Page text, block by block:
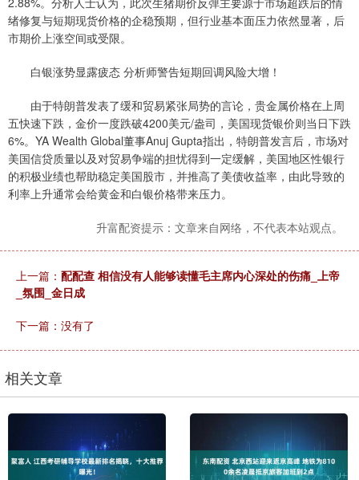
绪修复与短期现货价格的企稳预期，但行业基本面压力依然显著，后
市期价上涨空间或受限。
白银涨势显露疲态 分析师警告短期回调风险大增！
由于特朗普发表了缓和贸易紧张局势的言论，贵金属价格在上周
五快速下跌，金价一度跌破4200美元/盎司，美国现货银价则当日下跌
6%。YA Wealth Global董事Anuj Gupta指出，特朗普发言后，市场对
美国信贷质量以及对贸易争端的担忧得到一定缓解，美国地区性银行
的积极业绩也帮助稳定美国股市，并推高了美债收益率，由此导致的
利率上升通常会给黄金和白银价格带来压力。
升富配资提示：文章来自网络，不代表本站观点。
上一篇： 配配查 相信没有人能够读懂毛主席内心深处的伤痛_上帝
_氛围_金日成
下一篇：没有了
相关文章